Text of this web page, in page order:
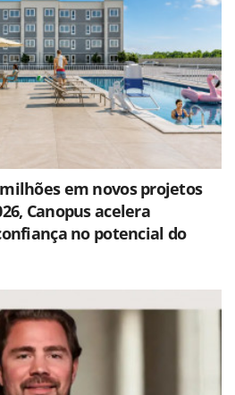
milhões em novos projetos
Canopus acelera
no potencial do